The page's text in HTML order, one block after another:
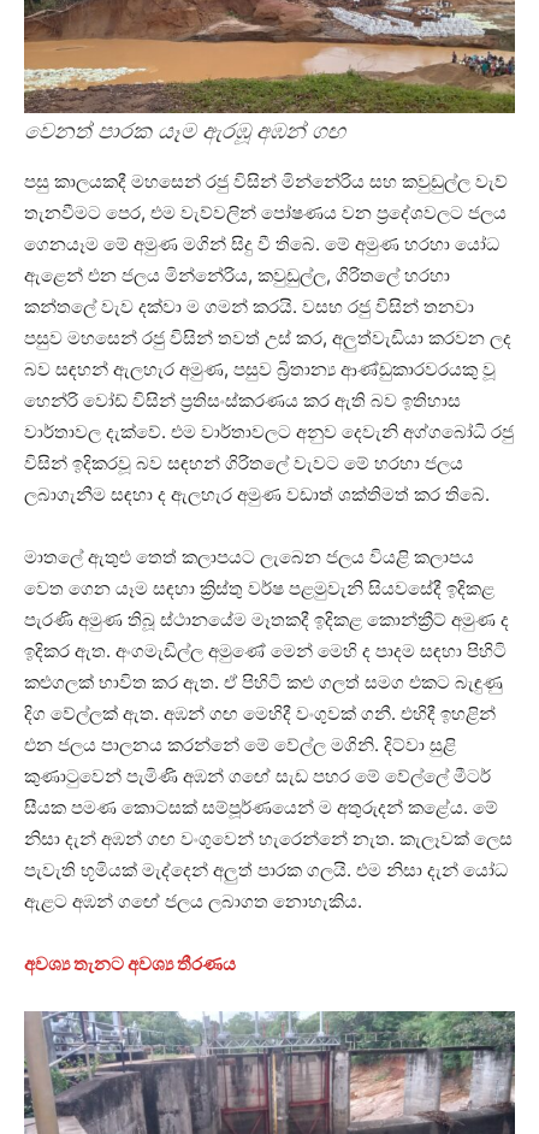
වෙනත් පාරක යෑම ඇරඹූ අඹන් ගඟ
පසු කාලයකදී මහසෙන් රජු විසින් මින්නේරිය සහ කවුඩුල්ල වැව්
තැනවීමට පෙර, එම වැව්වලින් පෝෂණය වන ප්‍රදේශවලට ජලය
ගෙනයෑම මේ අමුණ මගින් සිදු වී තිබේ. මේ අමුණ හරහා යෝධ
ඇළෙන් එන ජලය මින්නේරිය, කවුඩුල්ල, ගිරිතලේ හරහා
කන්තලේ වැව දක්වා ම ගමන් කරයි. වසභ රජු විසින් තනවා
පසුව මහසෙන් රජු විසින් තවත් උස් කර, අලුත්වැඩියා කරවන ලද
බව සඳහන් ඇලහැර අමුණ, පසුව බ්‍රිතාන්‍ය ආණ්ඩුකාරවරයකු වූ
හෙන්රි වෝඩ් විසින් ප්‍රතිසංස්කරණය කර ඇති බව ඉතිහාස
වාර්තාවල දැක්වේ. එම වාර්තාවලට අනුව දෙවැනි අග්ගබෝධි රජු
විසින් ඉදිකරවූ බව සඳහන් ගිරිතලේ වැවට මේ හරහා ජලය
ලබාගැනීම සඳහා ද ඇලහැර අමුණ වඩාත් ශක්තිමත් කර තිබේ.
මාතලේ ඇතුළු තෙත් කලාපයට ලැබෙන ජලය වියළි කලාපය
වෙත ගෙන යෑම සඳහා ක්‍රිස්තු වර්ෂ පළමුවැනි සියවසේදී ඉදිකළ
පැරණි අමුණ තිබූ ස්ථානයේම මෑතකදී ඉදිකළ කොන්ක්‍රීට් අමුණ ද
ඉදිකර ඇත. අංගමැඩිල්ල අමුණේ මෙන් මෙහි ද පාදම සඳහා පිහිටි
කළුගලක් භාවිත කර ඇත. ඒ පිහිටි කළු ගලත් සමග එකට බැඳුණු
දිග වේල්ලක් ඇත. අඹන් ගඟ මෙහිදී වංගුවක් ගනී. එහිදී ඉහළින්
එන ජලය පාලනය කරන්නේ මේ වේල්ල මගිනි. දිට්වා සුළි
කුණාටුවෙන් පැමිණි අඹන් ගඟේ සැඩ පහර මේ වේල්ලේ මීටර්
සීයක පමණ කොටසක් සම්පූර්ණයෙන් ම අතුරුදන් කළේය. මේ
නිසා දැන් අඹන් ගඟ වංගුවෙන් හැරෙන්නේ නැත. කැලෑවක් ලෙස
පැවැති භූමියක් මැද්දෙන් අලුත් පාරක ගලයි. එම නිසා දැන් යෝධ
ඇළට අඹන් ගඟේ ජලය ලබාගත නොහැකිය.
අවශ්‍ය තැනට අවශ්‍ය තීරණය